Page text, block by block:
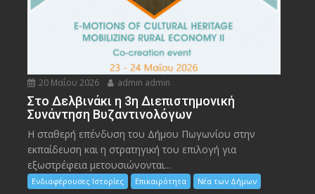
20 Μαΐου 2026 admin admin
Στο Δελβινάκι η 3η Διεπιστημονική
Συνάντηση Βυζαντινολόγων
Η σταθερή επένδυση του Δήμου Πωγωνίου στην
εκπαίδευση και η στρατηγική του επιλογή για
εξωστρέφεια μετουσιώνονται...
Ενδιαφέρουσες Ιστορίες Επικαιρότητα Νέα των Δήμων